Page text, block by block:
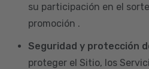
su participación en el
promoción .
Seguridad y protección
proteger el Sitio, los